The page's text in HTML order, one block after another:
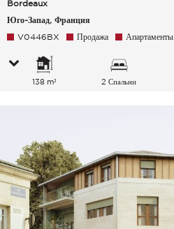
Bordeaux
Юго-Запад, Франция
V0446BX Продажа Апартаменты
138 m² 2 Спальни